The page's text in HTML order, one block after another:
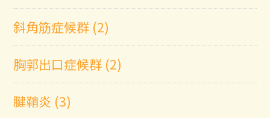
斜角筋症候群 (2)
胸郭出口症候群 (2)
腱鞘炎 (3)